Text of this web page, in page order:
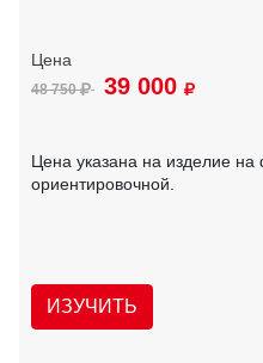
48 750 39 000
Цена указана на изделие на
ориентировочной.
ИЗУЧИТЬ